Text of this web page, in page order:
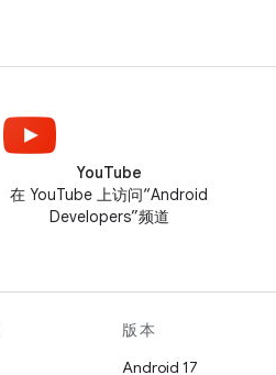
YouTube
在 YouTube 上访问“Android
Developers”频道
版本
Android 17